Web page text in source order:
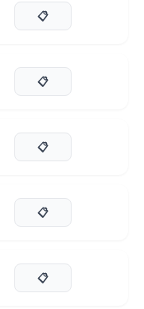
📋
📋
📋
📋
📋